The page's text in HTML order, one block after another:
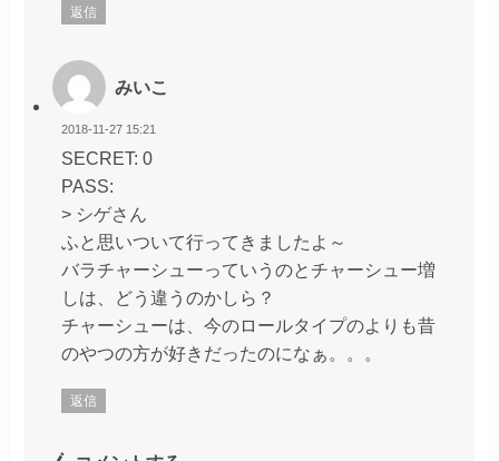
返信
みいこ
2018-11-27 15:21
SECRET: 0
PASS:
> シゲさん
ふと思いついて行ってきましたよ～
バラチャーシューっていうのとチャーシュー増
しは、どう違うのかしら？
チャーシューは、今のロールタイプのよりも昔
のやつの方が好きだったのになぁ。。。
返信